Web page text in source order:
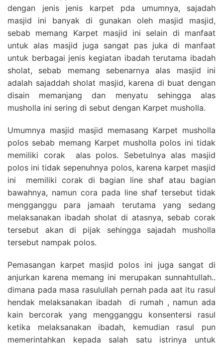
dengan jenis jenis karpet pda umumnya, sajadah
masjid ini banyak di gunakan oleh masjid masjid,
sebab memang Karpet masjid ini selain di manfaat
untuk alas masjid juga sangat pas juka di manfaat
untuk berbagai jenis kegiatan ibadah terutama ibadah
sholat, sebab memang sebenarnya alas masjid ini
adalah sajaddah sholat masjid, karena di buat dengan
disain memanjang dan menyatu sehingga alas
musholla ini sering di sebut dengan Karpet musholla.
Umumnya masjid masjid memasang Karpet musholla
polos sebab memang Karpet musholla polos ini tidak
memiliki corak alas polos. Sebetulnya alas masjid
polos ini tidak sepenuhnya polos, karena karpet masjid
ini memiliki corak di bagian line shaf atau bagian
bawahnya, namun cora pada line shaf tersebut tidak
mengganggu para jamaah terutama yang sedang
melaksanakan ibadah sholat di atasnya, sebab corak
tersebut akan di pijak sehingga sajadah musholla
tersebut nampak polos.
Pemasangan karpet masjid polos ini juga sangat di
anjurkan karena memang ini merupakan sunnahtullah..
dimana pada masa rasulullah pernah pada aat itu rasul
hendak melaksanakan ibadah di rumah , namun ada
kain bercorak yang mengganggu konsentersi rasul
ketika melaksanakan ibadah, kemudian rasul pun
memerintahkan kepada salah satu istrinya untuk